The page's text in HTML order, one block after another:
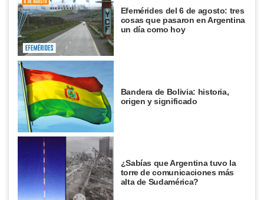
Efemérides del 6 de agosto: tres
cosas que pasaron en Argentina
un día como hoy
Bandera de Bolivia: historia,
origen y significado
¿Sabías que Argentina tuvo la
torre de comunicaciones más
alta de Sudamérica?